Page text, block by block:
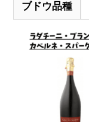
ブドウ品種